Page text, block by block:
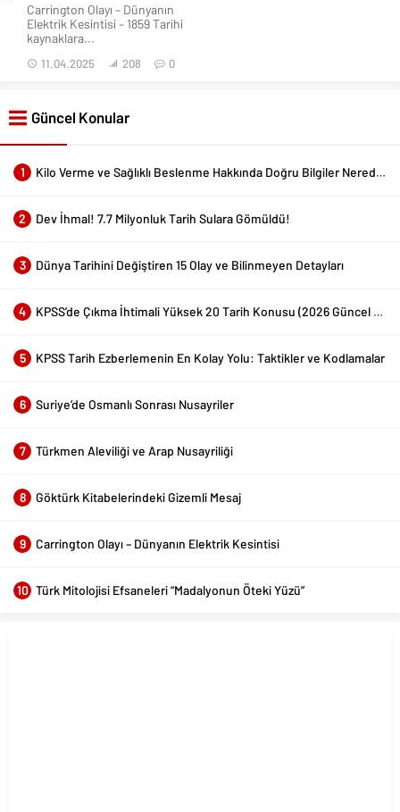
Carrington Olayı – Dünyanın
Elektrik Kesintisi – 1859 Tarihi
kaynaklara...
11.04.2025 208 0
Güncel Konular
1 Kilo Verme ve Sağlıklı Beslenme Hakkında Doğru Bilgiler Nerede Bulunur?
2 Dev İhmal! 7.7 Milyonluk Tarih Sulara Gömüldü!
3 Dünya Tarihini Değiştiren 15 Olay ve Bilinmeyen Detayları
4 KPSS’de Çıkma İhtimali Yüksek 20 Tarih Konusu (2026 Güncel Liste)
5 KPSS Tarih Ezberlemenin En Kolay Yolu: Taktikler ve Kodlamalar
6 Suriye’de Osmanlı Sonrası Nusayriler
7 Türkmen Aleviliği ve Arap Nusayriliği
8 Göktürk Kitabelerindeki Gizemli Mesaj
9 Carrington Olayı – Dünyanın Elektrik Kesintisi
10 Türk Mitolojisi Efsaneleri “Madalyonun Öteki Yüzü”